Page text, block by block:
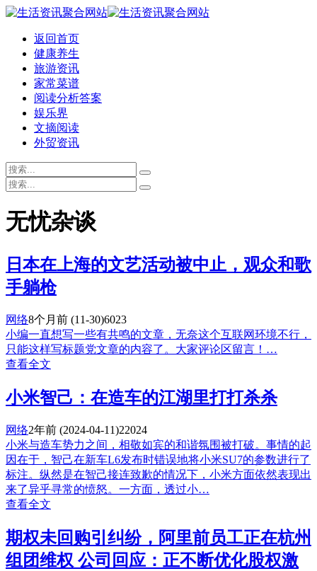
返回首页
健康养生
旅游资讯
家常菜谱
阅读分析答案
娱乐界
文摘阅读
外贸资讯
无忧杂谈
日本在上海的文艺活动被中止，观众和歌
手躺枪
网络8个月前 (11-30)6023
小编一直想写一些有共鸣的文章，无奈这个互联网环境不行，
只能这样写标题党文章的内容了。大家评论区留言！…
查看全文
小米智己：在造车的江湖里打打杀杀
网络2年前 (2024-04-11)22024
小米与造车势力之间，相敬如宾的和谐氛围被打破。事情的起
因在于，智己在新车L6发布时错误地将小米SU7的参数进行了
标注。纵然是在智己接连致歉的情况下，小米方面依然表现出
来了异乎寻常的愤怒。一方面，透过小…
查看全文
期权未回购引纠纷，阿里前员工正在杭州
组团维权 公司回应：正不断优化股权激